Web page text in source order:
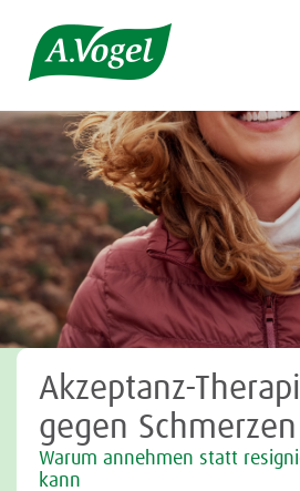

Akzeptanz-
gegen Schmerzen
Warum annehmen statt
kann